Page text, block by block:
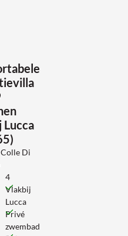
Lucca
Colle Di
4
Vlakbij
Lucca
Privé
zwembad